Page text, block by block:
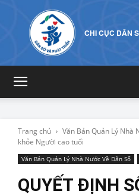
CHI CỤC DÂN
Trang chủ Văn Bản Quản Lý Nhà
khỏe Người cao tuổi
Văn Bản Quản Lý Nhà Nước Về Dân Số
QUYẾT ĐỊNH